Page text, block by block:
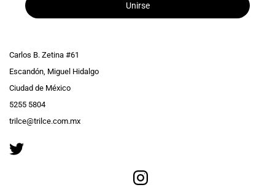
Unirse
Carlos B. Zetina #61
Escandón, Miguel Hidalgo
Ciudad de México
5255 5804
trilce@trilce.com.mx